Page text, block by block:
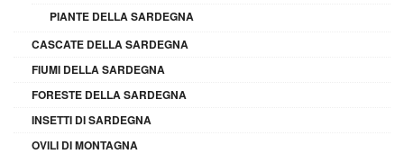
PIANTE DELLA SARDEGNA
CASCATE DELLA SARDEGNA
FIUMI DELLA SARDEGNA
FORESTE DELLA SARDEGNA
INSETTI DI SARDEGNA
OVILI DI MONTAGNA